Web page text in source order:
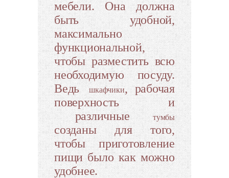
мебели. Она должна
быть удобной,
максимально
функциональной,
чтобы разместить всю
необходимую посуду.
Ведь
шкафчики, рабочая
поверхность и
различные
тумбы
созданы для того,
чтобы приготовление
пищи было как можно
удобнее.